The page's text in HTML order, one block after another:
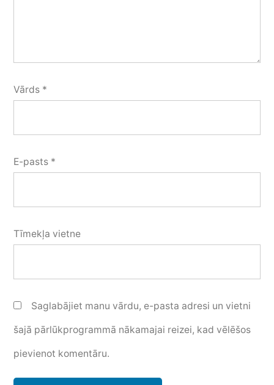
Vārds *
E-pasts *
Tīmekļa vietne
Saglabājiet manu vārdu, e-pasta adresi un vietni
šajā pārlūkprogrammā nākamajai reizei, kad vēlēšos
pievienot komentāru.